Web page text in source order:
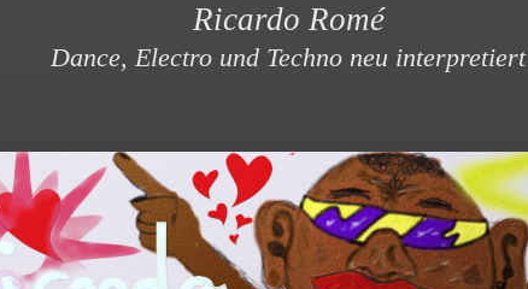
Ricardo Romé
Dance, Electro und Techno neu interpretiert